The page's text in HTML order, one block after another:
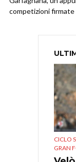
competizioni firmate
CICLO
GRAN